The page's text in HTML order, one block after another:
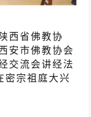
西省佛教协
安市佛教协会
交流会讲经法
宗祖庭大兴